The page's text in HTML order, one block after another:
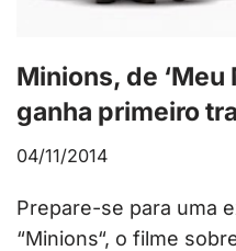
Minions, de ‘Meu
ganha primeiro
04/11/2014
Prepare-se para uma
“Minions“, o filme